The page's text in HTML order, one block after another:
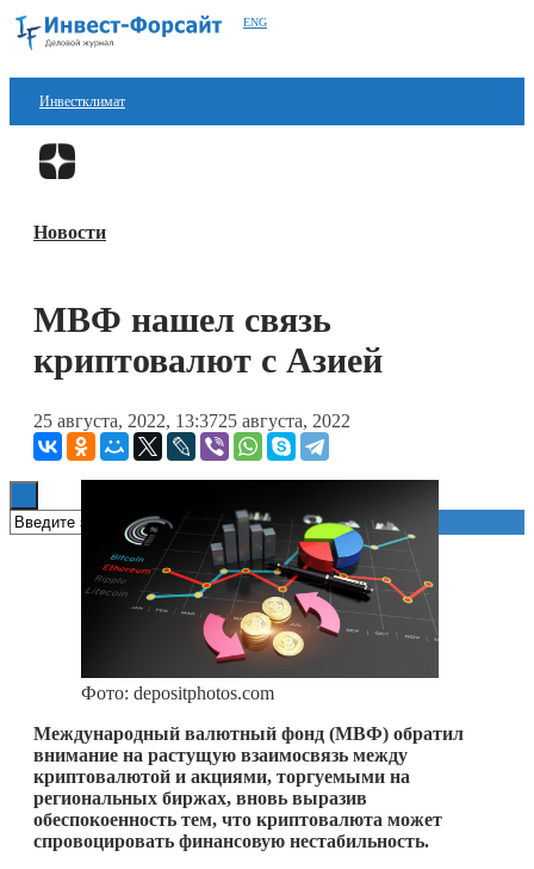
ENG
Инвестклимат
Финансы
Блокчейн
Книги
Новости
МВФ нашел связь
криптовалют с Азией
25 августа, 2022, 13:3725 августа, 2022
Фото: depositphotos.com
Международный валютный фонд (МВФ) обратил
внимание на растущую взаимосвязь между
криптовалютой и акциями, торгуемыми на
региональных биржах, вновь выразив
обеспокоенность тем, что криптовалюта может
спровоцировать финансовую нестабильность.